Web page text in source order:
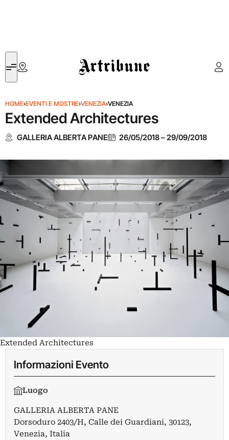
Artribune
HOME›EVENTI E MOSTRE›VENEZIA›VENEZIA
Extended Architectures
GALLERIA ALBERTA PANE 26/05/2018–29/09/2018
Extended Architectures
Informazioni Evento
Luogo
GALLERIA ALBERTA PANE
Dorsoduro 2403/H, Calle dei Guardiani, 30123,
Venezia, Italia